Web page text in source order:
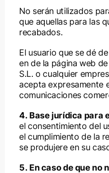
No serán utilizados
que aquellas para las
recabados.
El usuario que se dé
en de la página web
S.L. o cualquier
acepta expresamente
comunicaciones
4. Base jurídica para
el consentimiento del
el cumplimiento de la
se produjere en su
5. En caso de que no